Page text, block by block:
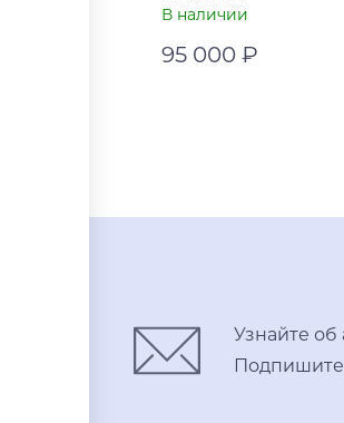
В наличии
95 000 ₽
Купить
Узнайте